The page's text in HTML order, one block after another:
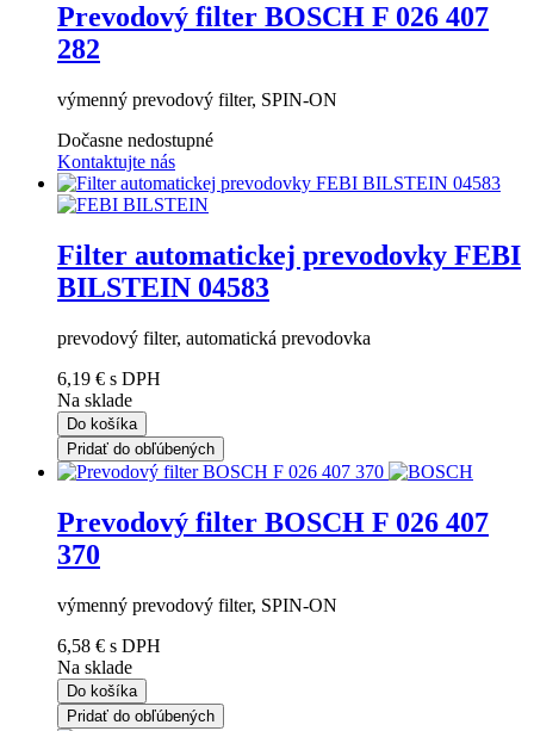
Prevodový filter BOSCH F 026 407
282
výmenný prevodový filter, SPIN-ON
Dočasne nedostupné
Kontaktujte nás
Filter automatickej prevodovky FEBI
BILSTEIN 04583
prevodový filter, automatická prevodovka
6,19 € s DPH
Na sklade
Do košíka
Pridať do obľúbených
Prevodový filter BOSCH F 026 407
370
výmenný prevodový filter, SPIN-ON
6,58 € s DPH
Na sklade
Do košíka
Pridať do obľúbených